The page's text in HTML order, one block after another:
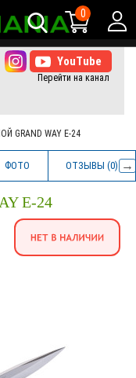
0
77-+38 (073) 61-77-
167
GRAND WAY E-24
ФОТО ОТЗЫВЫ (0)
E-24